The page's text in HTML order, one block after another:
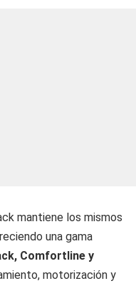
mantiene los mismos
una gama
Comfortline y
motorización y